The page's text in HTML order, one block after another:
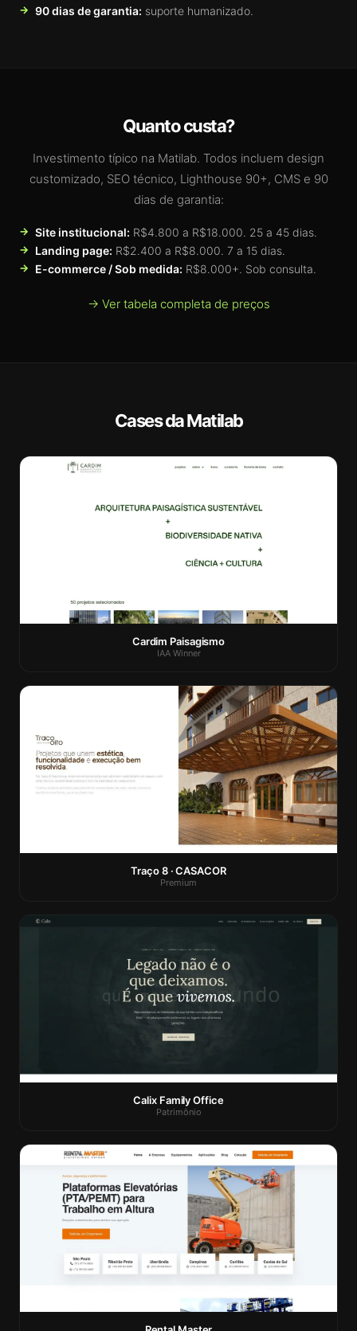
90 dias de garantia: suporte humanizado.
Quanto custa?
Investimento típico na Matilab. Todos incluem design
customizado, SEO técnico, Lighthouse 90+, CMS e 90
dias de garantia:
Site institucional: R$4.800 a R$18.000. 25 a 45 dias.
Landing page: R$2.400 a R$8.000. 7 a 15 dias.
E-commerce / Sob medida: R$8.000+. Sob consulta.
→ Ver tabela completa de preços
Cases da Matilab
Cardim Paisagismo
IAA Winner
Traço 8 · CASACOR
Premium
Calix Family Office
Patrimônio